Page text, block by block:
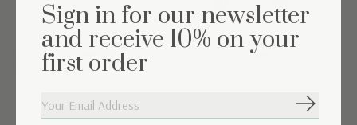
Dors bien Nikki Rose
tendre
Dors Bien Light Grey
Sign in for our newsletter
and receive 10% on your
first order
S'abonner